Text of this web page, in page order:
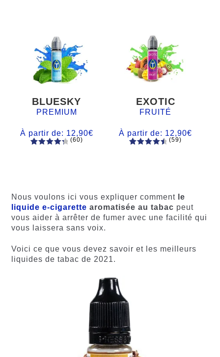
BLUESKY
PREMIUM
À partir de: 12,90€
notations
client
(60)
EXOTIC
FRUITÉ
À partir de: 12,90€
client
(59)
Nous voulons ici vous expliquer comment le
liquide e-cigarette aromatisée au tabac peut
vous aider à arrêter de fumer avec une facilité qui
vous laissera sans voix.
Voici ce que vous devez savoir et les meilleurs
liquides de tabac de 2021.